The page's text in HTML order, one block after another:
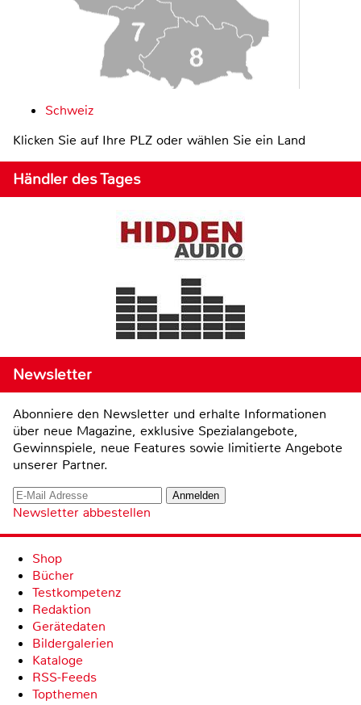
Schweiz
Klicken Sie auf Ihre PLZ oder wählen Sie ein Land
Händler des Tages
Newsletter
Abonniere den Newsletter und erhalte Informationen
über neue Magazine, exklusive Spezialangebote,
Gewinnspiele, neue Features sowie limitierte Angebote
unserer Partner.
Newsletter abbestellen
Shop
Bücher
Testkompetenz
Redaktion
Gerätedaten
Bildergalerien
Kataloge
RSS-Feeds
Topthemen